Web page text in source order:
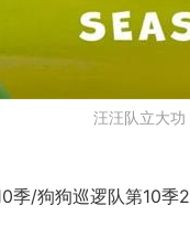
汪汪队立大
季/狗狗巡逻队第10